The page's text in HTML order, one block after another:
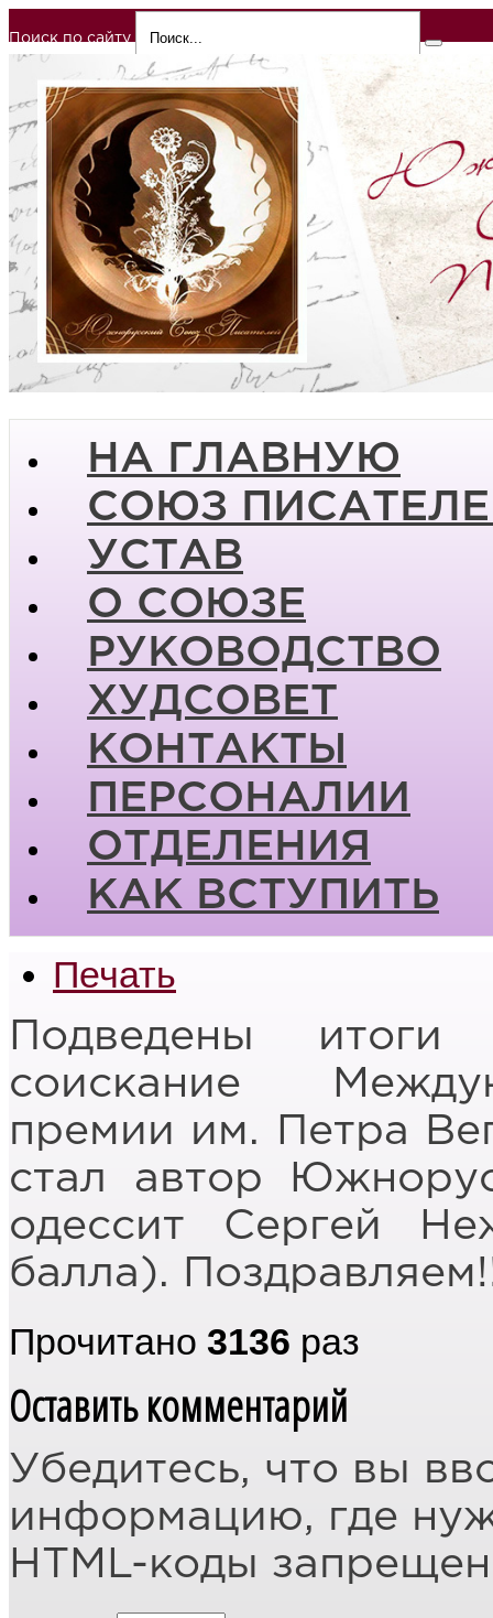
Поиск по сайту
НА ГЛАВНУЮ
СОЮЗ
УСТАВ
О СОЮЗЕ
РУКОВОДСТВО
ХУДСОВЕТ
КОНТАКТЫ
ПЕРСОНАЛИИ
ОТДЕЛЕНИЯ
КАК ВСТУПИТЬ
Печать
Подведены
соискание
премии им. Петра
стал автор
одессит Сергей
балла).
Прочитано 3136 раз
Оставить комментарий
Убедитесь, что вы
информацию, где
HTML-коды